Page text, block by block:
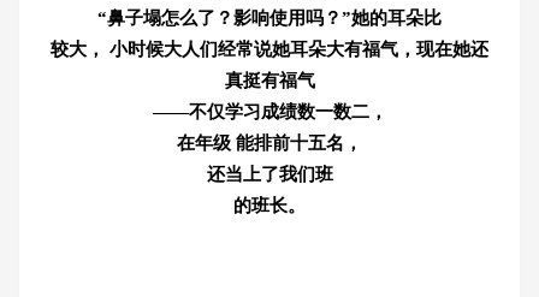
“鼻子塌怎么了？影响使用吗？”她的耳朵比
较大， 小时候大人们经常说她耳朵大有福气，现在她还
真挺有福气
——不仅学习成绩数一数二，
在年级 能排前十五名，
还当上了我们班
的班长。